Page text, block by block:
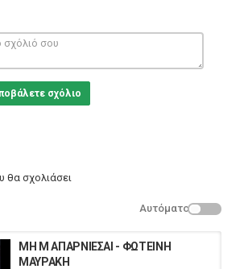
σχόλιο
θα σχολιάσει
Αυτόματο
ΜΗ Μ ΑΠΑΡΝΙΕΣΑΙ - ΦΩΤΕΙΝΗ
ΜΑΥΡΑΚΗ